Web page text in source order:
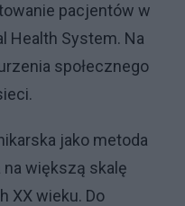
pacjentów w
Health System. Na
społecznego
jako metoda
większą skalę
XX wieku. Do